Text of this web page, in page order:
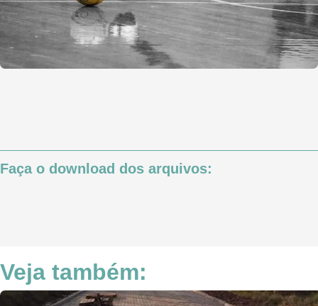
Faça o download dos arquivos:
Veja também: